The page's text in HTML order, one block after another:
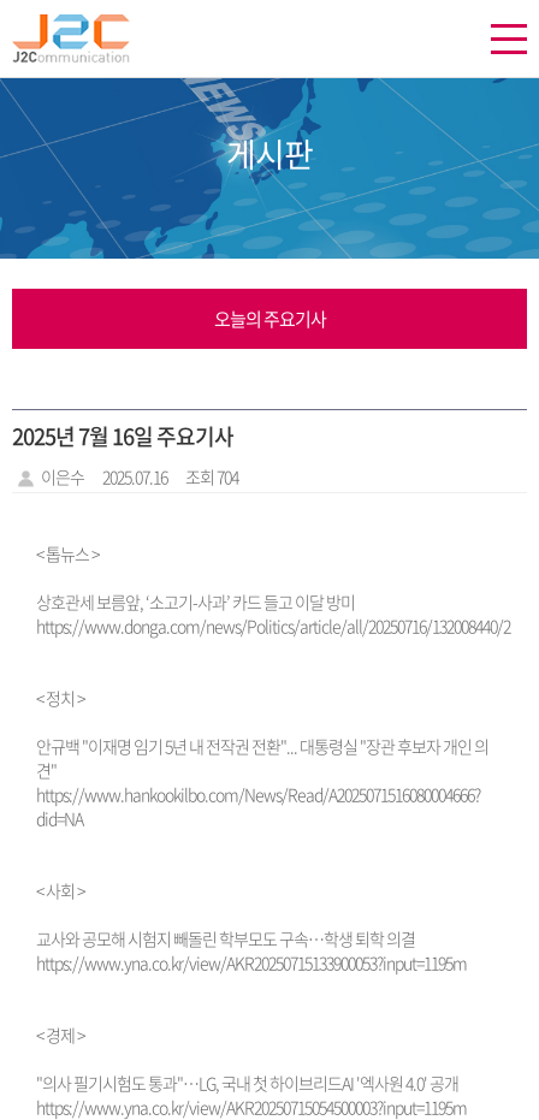
게시판
오늘의 주요기사
2025년 7월 16일 주요기사
이은수 2025.07.16 조회 704
< 톱뉴스 >
상호관세 보름앞, ‘소고기-사과’ 카드 들고 이달 방미
https://www.donga.com/news/Politics/article/all/20250716/132008440/2
< 정치 >
안규백 "이재명 임기 5년 내 전작권 전환"... 대통령실 "장관 후보자 개인 의
견"
https://www.hankookilbo.com/News/Read/A2025071516080004666?
did=NA
< 사회 >
교사와 공모해 시험지 빼돌린 학부모도 구속…학생 퇴학 의결
https://www.yna.co.kr/view/AKR20250715133900053?input=1195m
< 경제 >
"의사 필기시험도 통과"…LG, 국내 첫 하이브리드AI '엑사원 4.0' 공개
https://www.yna.co.kr/view/AKR20250715054500003?input=1195m